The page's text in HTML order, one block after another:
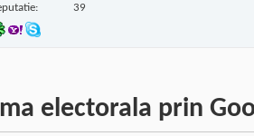
39
electorala prin